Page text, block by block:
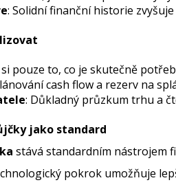
: Solidní finanční historie
pouze to, co je skutečně
cash flow a rezerv na
: Důkladný průzkum trhu a
jako standard
stává standardním nástrojem
pokrok umožňuje